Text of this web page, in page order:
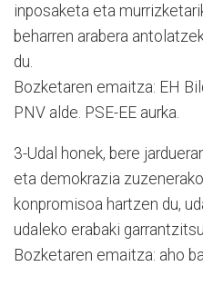
inposaketa eta
beharren arabera
du.
Bozketaren emaitza: EH
PNV alde. PSE-EE aurka.
3-Udal honek, bere
eta demokrazia
konpromisoa hartzen du,
udaleko erabaki
Bozketaren emaitza: aho